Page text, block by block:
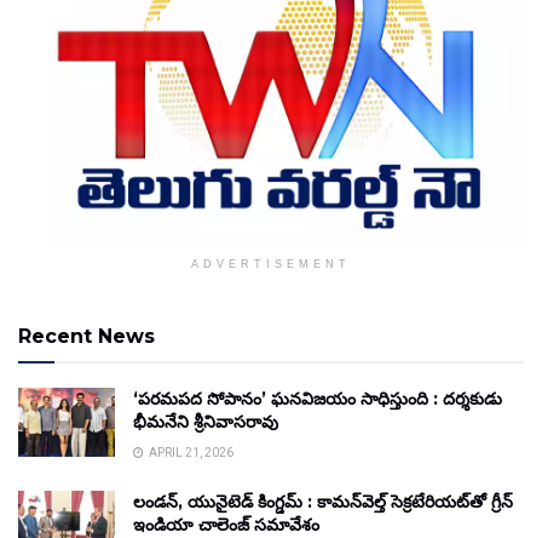
ADVERTISEMENT
Recent News
‘పరమపద సోపానం’ ఘనవిజయం సాధిస్తుంది : దర్శకుడు
భీమనేని శ్రీనివాసరావు
APRIL 21, 2026
లండన్, యునైటెడ్ కింగ్డమ్ : కామన్‌వెల్త్ సెక్రటేరియట్‌తో గ్రీన్
ఇండియా చాలెంజ్ సమావేశం